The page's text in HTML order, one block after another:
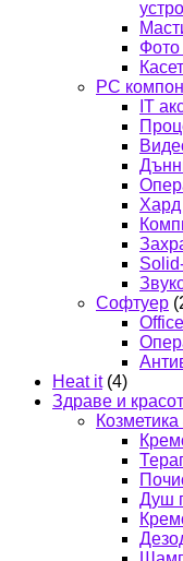
Фото
PC
IT
Софтуер
Heat it (4)
Здраве и
Душ